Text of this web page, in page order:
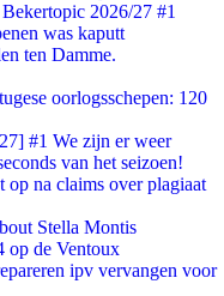
2026/27 #1
was kaputt
ten Damme.
oorlogsschepen: 120
#1 We zijn er weer
van het seizoen!
op na claims over plagiaat
Stella Montis
op de Ventoux
ipv vervangen voor